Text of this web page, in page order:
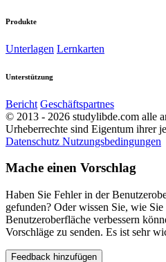
Produkte
Unterlagen Lernkarten
Unterstützung
Bericht Geschäftspartnes
© 2013 - 2026 studylibde.com alle
Urheberrechte sind Eigentum ihrer
Datenschutz Nutzungsbedingungen
Mache einen Vorschlag
Haben Sie Fehler in der
gefunden? Oder wissen Sie, wie
Benutzeroberfläche verbessern
Vorschläge zu senden. Es ist sehr
Feedback hinzufügen